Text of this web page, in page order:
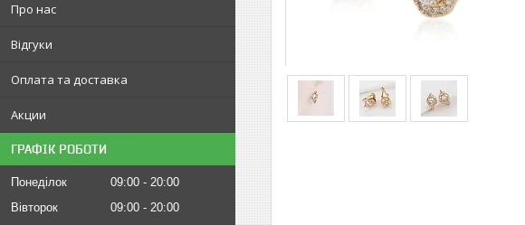
Про нас
Відгуки
Оплата та доставка
Акции
ГРАФІК РОБОТИ
Понеділок 09:00
20:00
Вівторок
09:00
20:00